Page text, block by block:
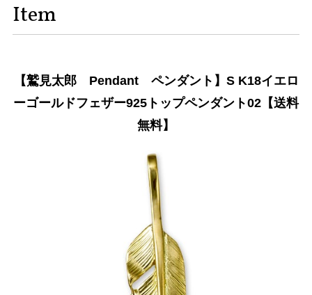
Item
【鷲見太郎 Pendant ペンダント】S K18イエロ
ーゴールドフェザー925トップペンダント02【送料
無料】